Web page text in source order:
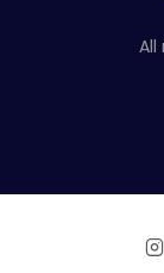
All